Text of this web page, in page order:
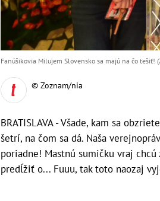
Fanúšikovia Milujem Slovensko sa majú na čo tešiť!
© Zoznam/nia
BRATISLAVA - Všade, kam sa
šetrí, na čom sa dá. Naša
poriadne! Mastnú sumičku vraj
predĺžiť o... Fuuu, tak toto naozaj